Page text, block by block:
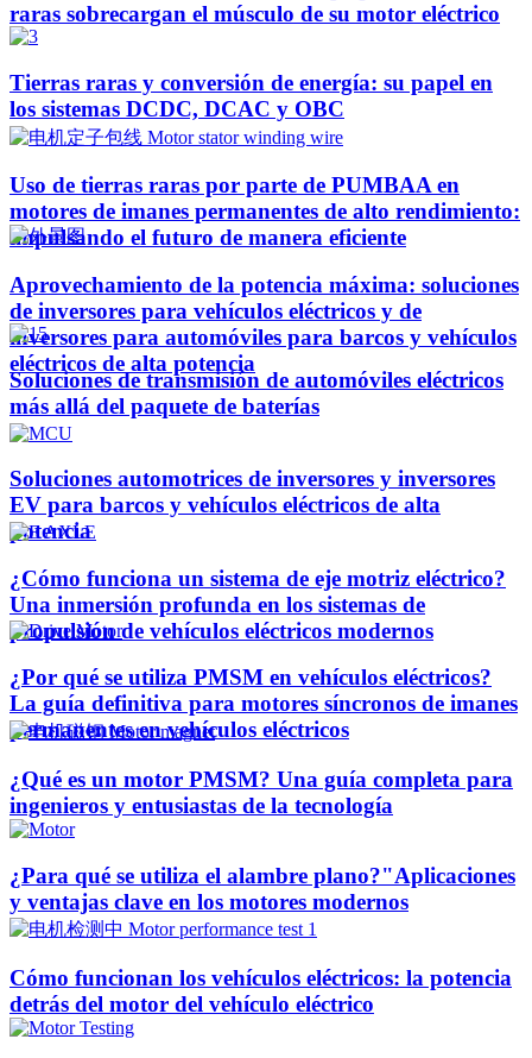
raras sobrecargan el músculo de su motor eléctrico
Tierras raras y conversión de energía: su papel en
los sistemas DCDC, DCAC y OBC
Uso de tierras raras por parte de PUMBAA en
motores de imanes permanentes de alto rendimiento:
impulsando el futuro de manera eficiente
Aprovechamiento de la potencia máxima: soluciones
de inversores para vehículos eléctricos y de
inversores para automóviles para barcos y vehículos
eléctricos de alta potencia
Soluciones de transmisión de automóviles eléctricos
más allá del paquete de baterías
Soluciones automotrices de inversores y inversores
EV para barcos y vehículos eléctricos de alta
potencia
¿Cómo funciona un sistema de eje motriz eléctrico?
Una inmersión profunda en los sistemas de
propulsión de vehículos eléctricos modernos
¿Por qué se utiliza PMSM en vehículos eléctricos?
La guía definitiva para motores síncronos de imanes
permanentes en vehículos eléctricos
¿Qué es un motor PMSM? Una guía completa para
ingenieros y entusiastas de la tecnología
¿Para qué se utiliza el alambre plano?"Aplicaciones
y ventajas clave en los motores modernos
Cómo funcionan los vehículos eléctricos: la potencia
detrás del motor del vehículo eléctrico